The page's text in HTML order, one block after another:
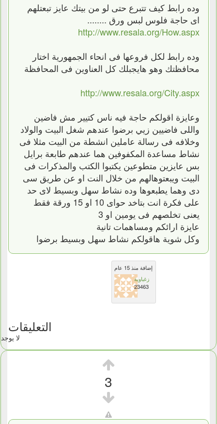
وده رابط كيف تتبرع حتى لو من بيتك عايز تبعتلهم
اى حاجة فلوس لبس ورق ........
http://www.resala.org/How.aspx
وده رابط لكل فروعها فى انحاء الجمهورية اختار
محافظتك وهو هايجبلك كل العناوين فى المحافظة
http://www.resala.org/City.aspx
وعايزة اقولكم حاجة فيه ناس كتيير مش فاضين
واللى فاضيين زيي برضوا عندهم شغل البيت والولاد
وخلافه فى رسالة عاملين انشطة من البيت مثلا فى
نشاط مساعدة المكفوفين هما عندهم طابعة برايل
بس عايزين متطوعين يكتبوا الكتب والمذكرات فى
البيت ويبعتوهالهم من خلال النت او عن طريق سى
دى وهما يطبعوها وده نشاط سهل وبسيط لاى حد
على فكرة انت بتاخد حواى 10 او 15 ورقة فقط
يعنى تخلصهم فى يومين او 3
عايزة ارائكم ومساهمات تانية
وكل شوية هاقولكم نشاط سهل وبسيط برضوا
إضافة منذ 15 عام
زغباوية
23463
التعليقات
لا يوجد
3